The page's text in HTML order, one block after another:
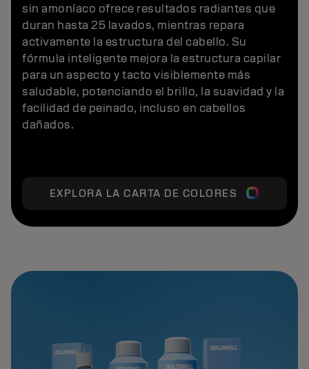
sin amoníaco ofrece resultados radiantes que
duran hasta 25 lavados, mientras repara
activamente la estructura del cabello. Su
fórmula inteligente mejora la estructura capilar
para un aspecto y tacto visiblemente más
saludable, potenciando el brillo, la suavidad y la
facilidad de peinado, incluso en cabellos
dañados.
EXPLORA LA CARTA DE COLORES